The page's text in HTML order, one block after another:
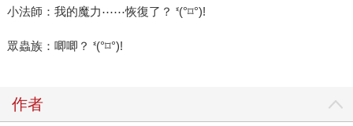
小法師：我的魔力⋯⋯恢復了？ ᓫ(°⌑°)ǃ
眾蟲族：唧唧？ ᓫ(°⌑°)ǃ
作者